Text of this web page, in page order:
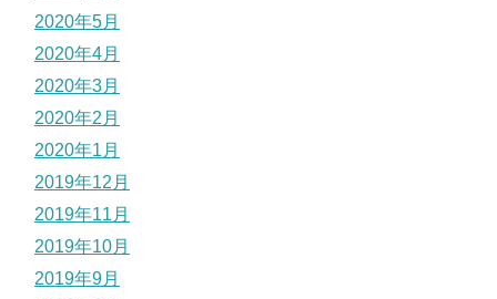
2020年5月
2020年4月
2020年3月
2020年2月
2020年1月
2019年12月
2019年11月
2019年10月
2019年9月